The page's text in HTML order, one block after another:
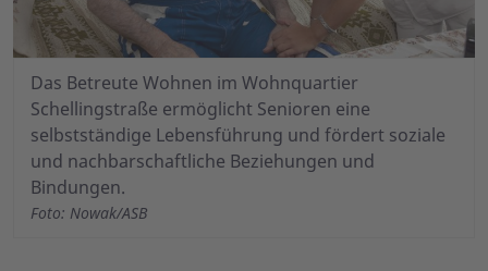
Das Betreute Wohnen im Wohnquartier
Schellingstraße ermöglicht Senioren eine
selbstständige Lebensführung und fördert soziale
und nachbarschaftliche Beziehungen und
Bindungen.
Foto: Nowak/ASB